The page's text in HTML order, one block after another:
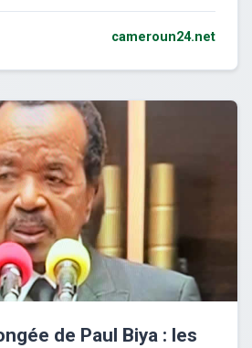
cameroun24.net
de Paul Biya : les